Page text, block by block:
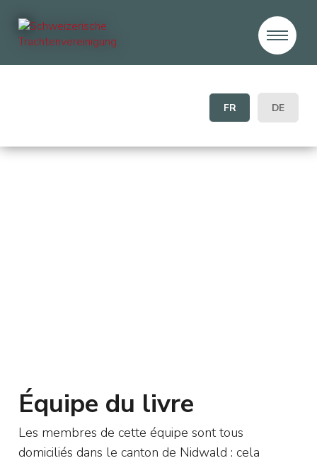
FR DE
Équipe du livre
Les membres de cette équipe sont tous
domiciliés dans le canton de Nidwald : cela